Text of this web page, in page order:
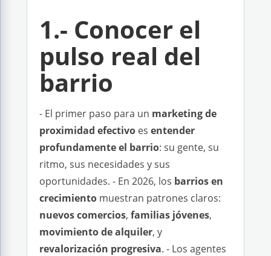
1.- Conocer el
pulso real del
barrio
- El primer paso para un marketing de
proximidad efectivo es entender
profundamente el barrio: su gente, su
ritmo, sus necesidades y sus
oportunidades. - En 2026, los barrios en
crecimiento muestran patrones claros:
nuevos comercios, familias jóvenes,
movimiento de alquiler, y
revalorización progresiva. - Los agentes